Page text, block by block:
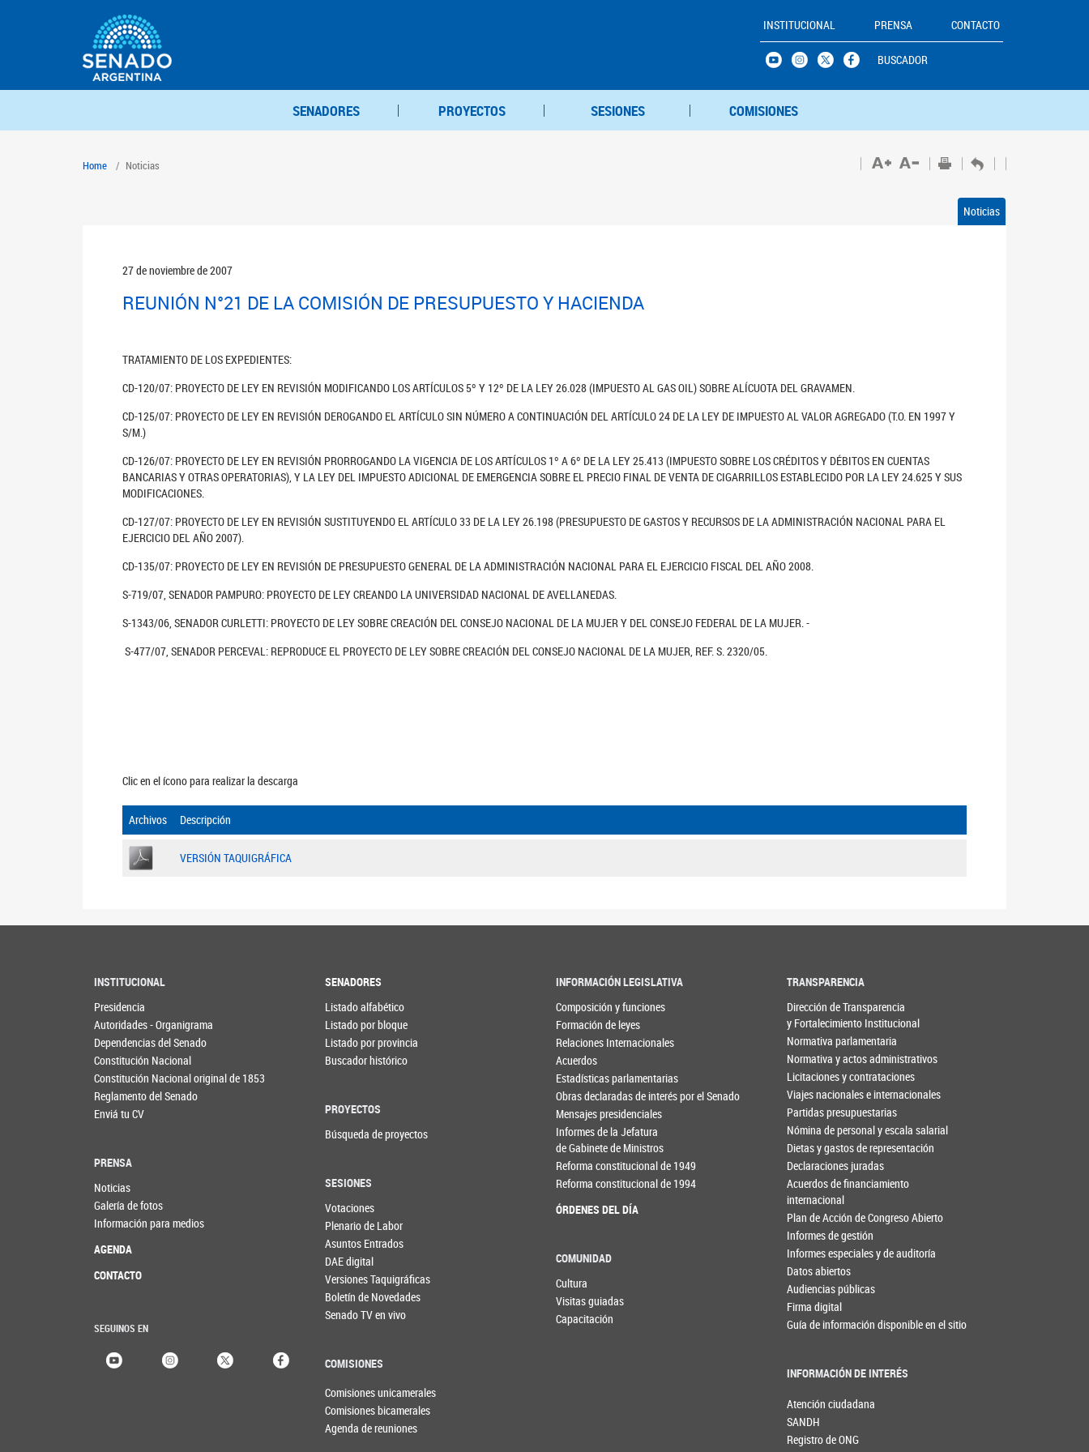
INSTITUCIONAL PRENSA CONTACTO
BUSCADOR
SENADORES PROYECTOS SESIONES COMISIONES
Home Noticias
Noticias
27 de noviembre de 2007
REUNIÓN N°21 DE LA COMISIÓN DE PRESUPUESTO Y HACIENDA
TRATAMIENTO DE LOS EXPEDIENTES:
CD-120/07: PROYECTO DE LEY EN REVISIÓN MODIFICANDO LOS ARTÍCULOS 5º Y 12º DE LA LEY 26.028 (IMPUESTO AL GAS OIL) SOBRE ALÍCUOTA DEL GRAVAMEN.
CD-125/07: PROYECTO DE LEY EN REVISIÓN DEROGANDO EL ARTÍCULO SIN NÚMERO A CONTINUACIÓN DEL ARTÍCULO 24 DE LA LEY DE IMPUESTO AL VALOR AGREGADO (T.O. EN 1997 Y
S/M.)
CD-126/07: PROYECTO DE LEY EN REVISIÓN PRORROGANDO LA VIGENCIA DE LOS ARTÍCULOS 1º A 6º DE LA LEY 25.413 (IMPUESTO SOBRE LOS CRÉDITOS Y DÉBITOS EN CUENTAS
BANCARIAS Y OTRAS OPERATORIAS), Y LA LEY DEL IMPUESTO ADICIONAL DE EMERGENCIA SOBRE EL PRECIO FINAL DE VENTA DE CIGARRILLOS ESTABLECIDO POR LA LEY 24.625 Y SUS
MODIFICACIONES.
CD-127/07: PROYECTO DE LEY EN REVISIÓN SUSTITUYENDO EL ARTÍCULO 33 DE LA LEY 26.198 (PRESUPUESTO DE GASTOS Y RECURSOS DE LA ADMINISTRACIÓN NACIONAL PARA EL
EJERCICIO DEL AÑO 2007).
CD-135/07: PROYECTO DE LEY EN REVISIÓN DE PRESUPUESTO GENERAL DE LA ADMINISTRACIÓN NACIONAL PARA EL EJERCICIO FISCAL DEL AÑO 2008.
S-719/07, SENADOR PAMPURO: PROYECTO DE LEY CREANDO LA UNIVERSIDAD NACIONAL DE AVELLANEDAS.
S-1343/06, SENADOR CURLETTI: PROYECTO DE LEY SOBRE CREACIÓN DEL CONSEJO NACIONAL DE LA MUJER Y DEL CONSEJO FEDERAL DE LA MUJER. -
S-477/07, SENADOR PERCEVAL: REPRODUCE EL PROYECTO DE LEY SOBRE CREACIÓN DEL CONSEJO NACIONAL DE LA MUJER, REF. S. 2320/05.
Clic en el ícono para realizar la descarga
Archivos Descripción
VERSIÓN TAQUIGRÁFICA
INSTITUCIONAL
Presidencia
Autoridades - Organigrama
Dependencias del Senado
Constitución Nacional
Constitución Nacional original de 1853
Reglamento del Senado
Enviá tu CV
PRENSA
Noticias
Galería de fotos
Información para medios
AGENDA
CONTACTO
SEGUINOS EN
SENADORES
Listado alfabético
Listado por bloque
Listado por provincia
Buscador histórico
PROYECTOS
Búsqueda de proyectos
SESIONES
Votaciones
Plenario de Labor
Asuntos Entrados
DAE digital
Versiones Taquigráficas
Boletín de Novedades
Senado TV en vivo
COMISIONES
Comisiones unicamerales
Comisiones bicamerales
Agenda de reuniones
INFORMACIÓN LEGISLATIVA
Composición y funciones
Formación de leyes
Relaciones Internacionales
Acuerdos
Estadísticas parlamentarias
Obras declaradas de interés por el Senado
Mensajes presidenciales
Informes de la Jefatura
de Gabinete de Ministros
Reforma constitucional de 1949
Reforma constitucional de 1994
ÓRDENES DEL DÍA
COMUNIDAD
Cultura
Visitas guiadas
Capacitación
TRANSPARENCIA
Dirección de Transparencia
y Fortalecimiento Institucional
Normativa parlamentaria
Normativa y actos administrativos
Licitaciones y contrataciones
Viajes nacionales e internacionales
Partidas presupuestarias
Nómina de personal y escala salarial
Dietas y gastos de representación
Declaraciones juradas
Acuerdos de financiamiento
internacional
Plan de Acción de Congreso Abierto
Informes de gestión
Informes especiales y de auditoría
Datos abiertos
Audiencias públicas
Firma digital
Guía de información disponible en el sitio
INFORMACIÓN DE INTERÉS
Atención ciudadana
SANDH
Registro de ONG